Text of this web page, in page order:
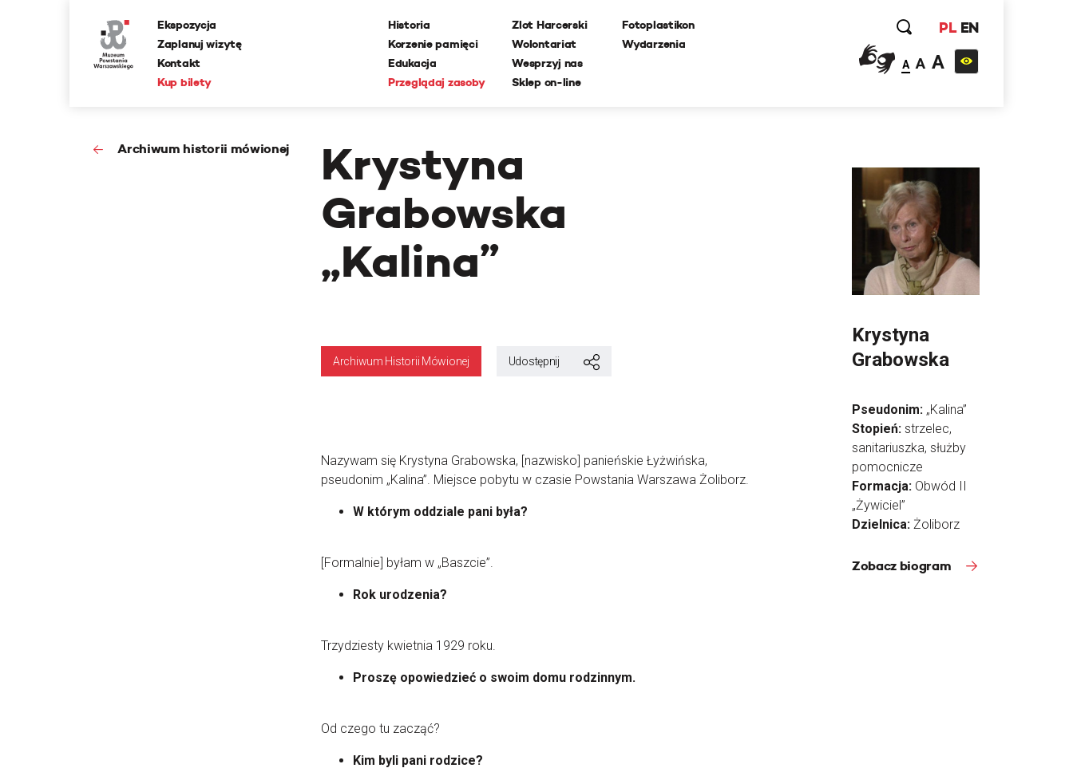
Ekspozycja
Zaplanuj wizytę
Kontakt
Kup bilety
Historia
Korzenie pamięci
Edukacja
Przeglądaj zasoby
Zlot Harcerski
Wolontariat
Wesprzyj nas
Sklep on-line
Fotoplastikon
Wydarzenia
PL EN
A A A
Archiwum historii mówionej
Krystyna
Grabowska
„Kalina”
Archiwum Historii Mówionej Udostępnij
Nazywam się Krystyna Grabowska, [nazwisko] panieńskie Łyżwińska,
pseudonim „Kalina”. Miejsce pobytu w czasie Powstania Warszawa Żoliborz.
W którym oddziale pani była?
[Formalnie] byłam w „Baszcie”.
Rok urodzenia?
Trzydziesty kwietnia 1929 roku.
Proszę opowiedzieć o swoim domu rodzinnym.
Od czego tu zacząć?
Kim byli pani rodzice?
Krystyna
Grabowska
Pseudonim: „Kalina”
Stopień: strzelec,
sanitariuszka, służby
pomocnicze
Formacja: Obwód II
„Żywiciel”
Dzielnica: Żoliborz
Zobacz biogram